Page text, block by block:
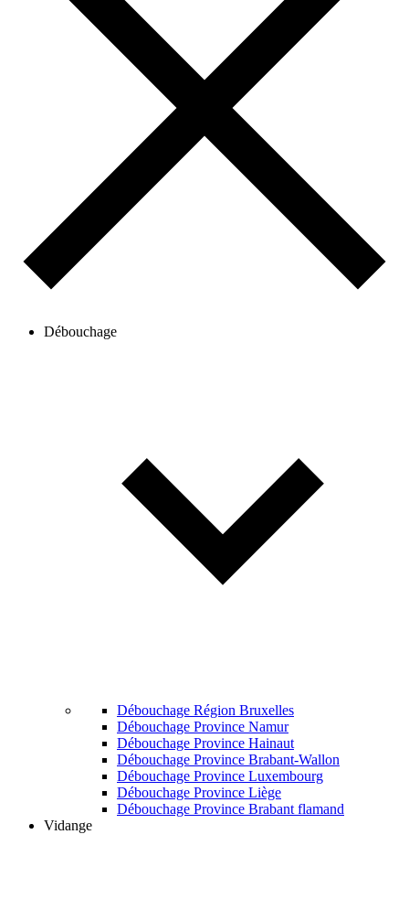
Débouchage
Débouchage Région Bruxelles
Débouchage Province Namur
Débouchage Province Hainaut
Débouchage Province Brabant-Wallon
Débouchage Province Luxembourg
Débouchage Province Liège
Débouchage Province Brabant flamand
Vidange